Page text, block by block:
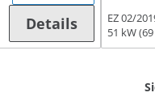
Details EZ 02/
51 kW (69